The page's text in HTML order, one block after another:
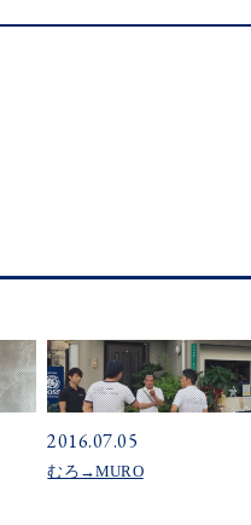
2016.07.05
むろ→MURO